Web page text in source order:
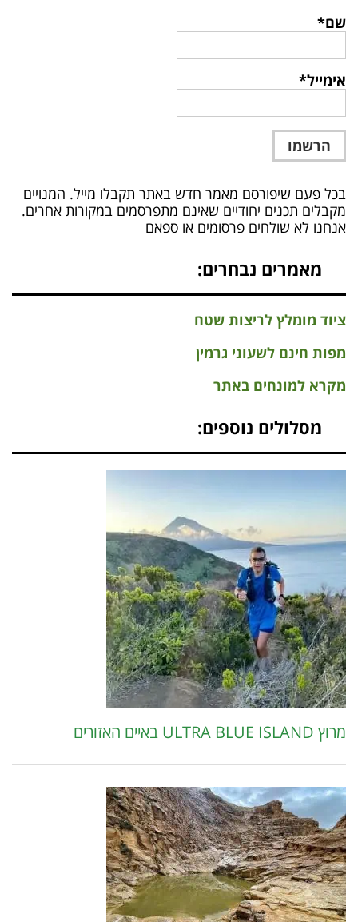
שם*
אימייל*
בכל פעם שיפורסם מאמר חדש באתר תקבלו מייל. המנויים
מקבלים תכנים יחודיים שאינם מתפרסמים במקורות אחרים.
אנחנו לא שולחים פרסומים או ספאם
מאמרים נבחרים:
ציוד מומלץ לריצות שטח
מפות חינם לשעוני גרמין
מקרא למונחים באתר
מסלולים נוספים:
מרוץ ULTRA BLUE ISLAND באיים האזורים